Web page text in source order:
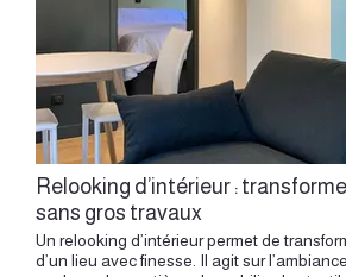
Relooking d’intérieur :
sans gros travaux
Un relooking d’intérieur permet de transformer la perception d’un lieu avec finesse. Il agit sur l’ambiance, la lumière, les couleurs, les matières, le mobilier, les textiles, les circulations visuelles et les détails. Il donne une nouvelle présence à un appartement, une maison, un bureau ou un espace professionnel, tout en respectant la structure existante. En architecture intérieure, cette approche demande une lecture précise du lieu. Chaque choix doit servir l’espace : valoriser une lumière, révéler un volume, rééquilibrer une pièce, créer une atmosphère plus cohérente ou rendre les usages plus agréables. Un relooking réussi transforme la relation au lieu. Il apporte du confort, de la clarté et une identité plus personnelle. Transformer l’ambiance d’un intérieur sans gros travaux permet justement d’agir avec finesse sur la couleur, la lumière, les matières, le mobilier et les détails, sans modifier la structure du lieu. Comprendre le potentiel existant Avant toute intervention, il faut observer le lieu. Chaque intérieur possède déjà des qualités : une belle lumière, un sol intéressant, une vue, une hauteur agréable, une cheminée, une niche, une ouverture, un mur bien placé, une pièce traversante ou un mobilier existant à valoriser. Le relooking commence par cette lecture. Il s’agit de comprendre ce qui fonctionne déjà, ce qui mérite d’être renforcé et ce qui peut évoluer avec des gestes précis. Une pièce peut gagner en chaleur grâce à une nouvelle palette de couleurs. Un séjour peut retrouver de la cohérence par le déplacement du mobilier. Une chambre peut devenir plus apaisante avec une tête de lit, des textiles et un éclairage adapté. Le potentiel existe souvent dans l’équilibre entre les éléments déjà présents et les nouvelles intentions. Travailler l’ambiance avant les objets Un intérieur se transforme d’abord par son ambiance. La première question concerne la sensation recherchée : plus douce, plus lumineuse, plus chaleureuse, plus graphique, plus calme, plus naturelle ou plus affirmée. Cette intention guide ensuite les choix. La couleur, les matières, les luminaires, les rideaux, les tapis, les assises, les tableaux, les poignées, les objets et les plantes doivent composer une même direction. L’ambiance réussie vient d’une cohérence globale. Chaque élément participe à l’ensemble, avec sa place, son échelle et sa présence. Repenser la couleur La couleur constitue l’un des leviers les plus puissants du relooking. Elle transforme la perception d’un volume, donne de la profondeur, crée un point d’ancrage et modifie l’ambiance générale. Une teinte douce peut apaiser une chambre. Une couleur plus profonde peut structurer une entrée. Un ton chaud peut rendre un séjour plus accueillant. Une nuance minérale peut donner plus de calme à une pièce de vie. Le choix doit se faire à partir de la lumière réelle. Une pièce orientée au nord demande souvent des tons plus chaleureux. Une pièce très lumineuse peut accueillir des teintes plus denses. Un espace compact peut gagner en caractère avec une couleur enveloppante, placée avec précision. La couleur peut être appliquée sur un mur, un plafond, une porte, une niche, un meuble ou un soubassement. Elle devient alors un outil architectural. Valoriser la lumière La lumière change profondément la lecture d’un intérieur. Un relooking peut transformer une pièce simplement par une nouvelle composition lumineuse. Les suspensions, appliques, lampes à poser, liseuses, éclairages indirects ou bandeaux intégrés créent différents moments dans la journée. Une seule lumière centrale donne souvent une ambiance uniforme. Une composition plus subtile apporte du relief. Dans un séjour, plusieurs sources permettent de passer d’un moment convivial à une ambiance plus calme. Dans une chambre, une lumière basse et douce favorise le repos. Dans une entrée, un éclairage bien placé accueille et oriente. Dans une cuisine, la lumière doit accompagner les gestes. Le relooking permet de créer un rythme lumineux plus adapté à la vie quotidienne. Réorganiser le mobilier Le mobilier influence fortement la sensation d’espace. Changer l’implantation d’un canapé, déplacer une table, alléger un angle, créer un axe visuel ou libérer une circulation peut transformer une pièce. Le regard circule mieux. Le corps se déplace plus naturellement. Les usages deviennent plus lisibles. Cette étape demande une lecture du plan. Où se trouve la lumière ? Où se dirige le regard depuis l’entrée ? Comment circule-t-on entre le salon, la table, la cuisine ou la fenêtre ? Quelle zone mérite davantage d’intimité ? Quel mur peut devenir un point fort ? Le relooking peut ainsi révéler un nouvel équilibre, simplement par la position des éléments. Donner une place aux matières Les matières donnent de la profondeur à l’ambiance. Bois, lin, laine, métal, céramique, verre texturé, rotin, pierre, enduit, cuir ou cannage apportent des sensations différentes. Elles modifient la lumière, le toucher, l’acoustique et la chaleur visuelle du lieu. Dans un intérieur très lisse, des matières naturelles apportent du relief. Dans un espace déjà marqué, des matières plus sobres peuvent calmer la lecture. Dans une pièce lumineuse, des textures mates créent une ambiance plus douce. Le relooking consiste souvent à ajuster cette palette. Un tapis en laine, des rideaux en lin, une table en bois, une applique en métal, une céramique artisanale ou un miroir bien choisi peuvent transformer la présence d’une pièce. Intégrer les textiles Les textiles jouent un rôle essentiel dans le confort. Rideaux, tapis, coussins, plaids, assises tapissées, têtes de lit et stores apportent de la douceur. Ils améliorent aussi l’acoustique et rendent l’espace plus agréable à vivre. Un rideau pleine hauteur peut donner plus d’élégance à une fenêtre. Un tapis peut structurer un salon. Une tête de lit textile peut rendre une chambre plus enveloppante. Des coussins bien choisis peuvent relier plusieurs couleurs entre elles. Les textiles permettent d’ajuster une ambiance avec beaucoup de finesse. Ils apportent de la souplesse dans un projet et créent une relation plus sensorielle avec l’espace. Travailler les murs Les murs offrent un support précieux pour transformer l’ambiance. Une peinture, un papier peint, un enduit, une composition d’œuvres, une bibliothèque légère ou un miroir peuvent modifier la perception d’une pièce. Un mur de fond peut donner de la profondeur. Un mur latéral peut structurer une circulation. Une niche peut devenir un point d’attention. Un soubassement peut donner une échelle plus humaine à une pièce haute. Le mur devient un élément actif du projet. Il peut accueillir une couleur, une texture, une lumière, des objets ou une composition graphique. Le relooking permet de lui donner un rôle précis dans l’espace. Choisir le bon mobilier Un relooking peut aussi passer par une sélection de mobilier plus cohérente. Il s’agit de choisir des pièces adaptées à la surface, aux usages et à l’ambiance recherchée. Un canapé aux bonnes proportions, une table plus légère, une console fine, une assise vintage, une bibliothèque ouverte ou un